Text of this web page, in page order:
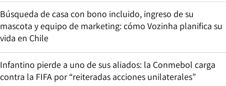
Búsqueda de casa con bono incluido, ingreso de su
mascota y equipo de marketing: cómo Vozinha planifica su
vida en Chile
Infantino pierde a uno de sus aliados: la Conmebol carga
contra la FIFA por “reiteradas acciones unilaterales”